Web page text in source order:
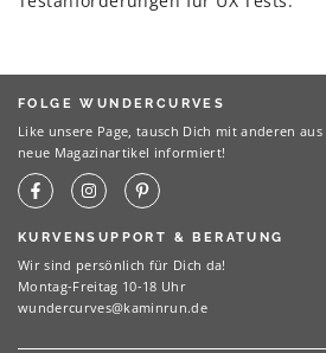
FOLGE WUNDERCURVES
Like unsere Page, tausch Dich mit anderen
neue Magazinartikel informiert!
KURVENSUPPORT & BERATUNG
Wir sind persönlich für Dich da!
Montag-Freitag 10-18 Uhr
wundercurves@kaminrun.de